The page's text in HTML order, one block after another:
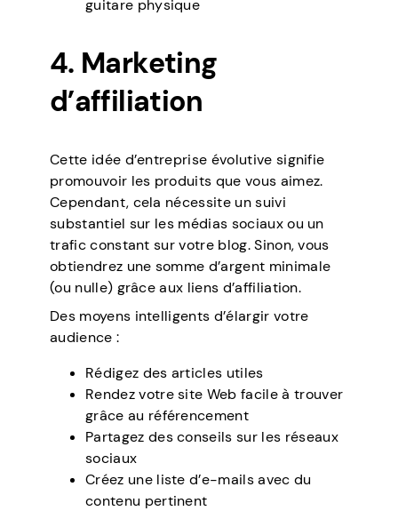
guitare physique
4. Marketing
d’affiliation
Cette idée d’entreprise évolutive signifie
promouvoir les produits que vous aimez.
Cependant, cela nécessite un suivi
substantiel sur les médias sociaux ou un
trafic constant sur votre blog. Sinon, vous
obtiendrez une somme d’argent minimale
(ou nulle) grâce aux liens d’affiliation.
Des moyens intelligents d’élargir votre
audience :
Rédigez des articles utiles
Rendez votre site Web facile à trouver
grâce au référencement
Partagez des conseils sur les réseaux
sociaux
Créez une liste d’e-mails avec du
contenu pertinent